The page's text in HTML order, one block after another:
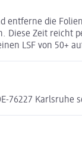
entferne die
Diese Zeit reicht
LSF von 50+
76227 Karlsruhe